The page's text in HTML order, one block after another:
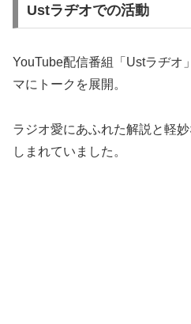
Ustラヂオでの活動
YouTube配信番組「Ustラヂオ
マにトークを展開。
ラジオ愛にあふれた解説と軽
しまれていました。